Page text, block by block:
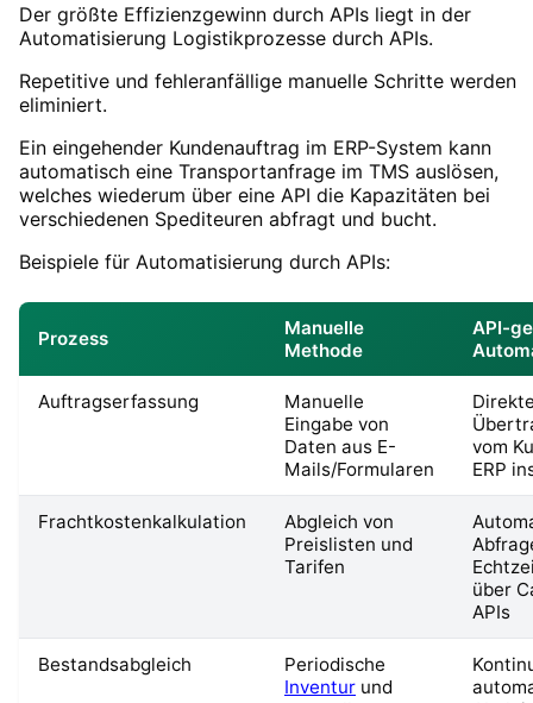
Der größte Effizienzgewinn durch APIs liegt in der
Automatisierung Logistikprozesse durch APIs.
Repetitive und fehleranfällige manuelle Schritte werden
eliminiert.
Ein eingehender Kundenauftrag im ERP-System kann
automatisch eine Transportanfrage im TMS auslösen,
welches wiederum über eine API die Kapazitäten bei
verschiedenen Spediteuren abfragt und bucht.
Beispiele für Automatisierung durch APIs:
Prozess
Manuelle
Methode
API-
Auftragserfassung
Manuelle
Eingabe von
Daten aus E-
Mails/Formularen
vom
ERP
Frachtkostenkalkulation
Abgleich von
Preislisten und
Tarifen
über
APIs
Bestandsabgleich
Periodische
Inventur und